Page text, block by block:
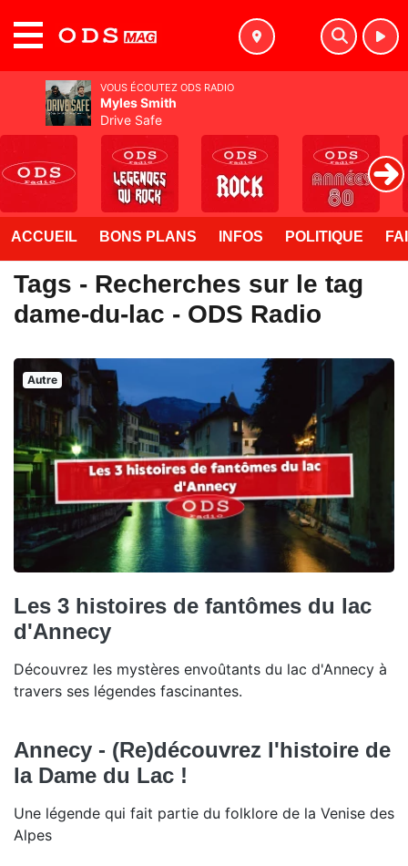
ACCUEIL BONS PLANS INFOS POLITIQUE
Tags - Recherches sur le tag
dame-du-lac - ODS Radio
Autre
Les 3 histoires de fantômes du lac
d'Annecy
Découvrez les mystères envoûtants du lac d'Annecy à
travers ses légendes fascinantes.
Annecy - (Re)découvrez l'histoire de
la Dame du Lac !
Une légende qui fait partie du folklore de la Venise des
Alpes
VOUS ÉCOUTEZ ODS RADIO
Myles Smith
Drive Safe